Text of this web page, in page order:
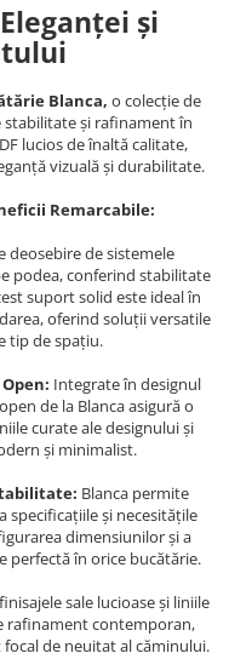
și
Blanca, o colecție de
și rafinament în
lucios de înaltă calitate,
vizuală și durabilitate.
Remarcabile:
deosebire de sistemele
podea, conferind stabilitate
suport solid este ideal în
oferind soluții versatile
tip de spațiu.
Integrate în designul
de la Blanca asigură o
curate ale designului și
și minimalist.
Blanca permite
specificațiile și necesitățile
dimensiunilor și a
perfectă în orice bucătărie.
sale lucioase și liniile
rafinament contemporan,
de neuitat al căminului.